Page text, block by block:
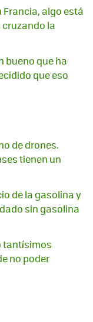
Francia, algo está
la
bueno que ha
que eso
de drones.
tienen un
de la gasolina y
sin gasolina
tantísimos
no poder